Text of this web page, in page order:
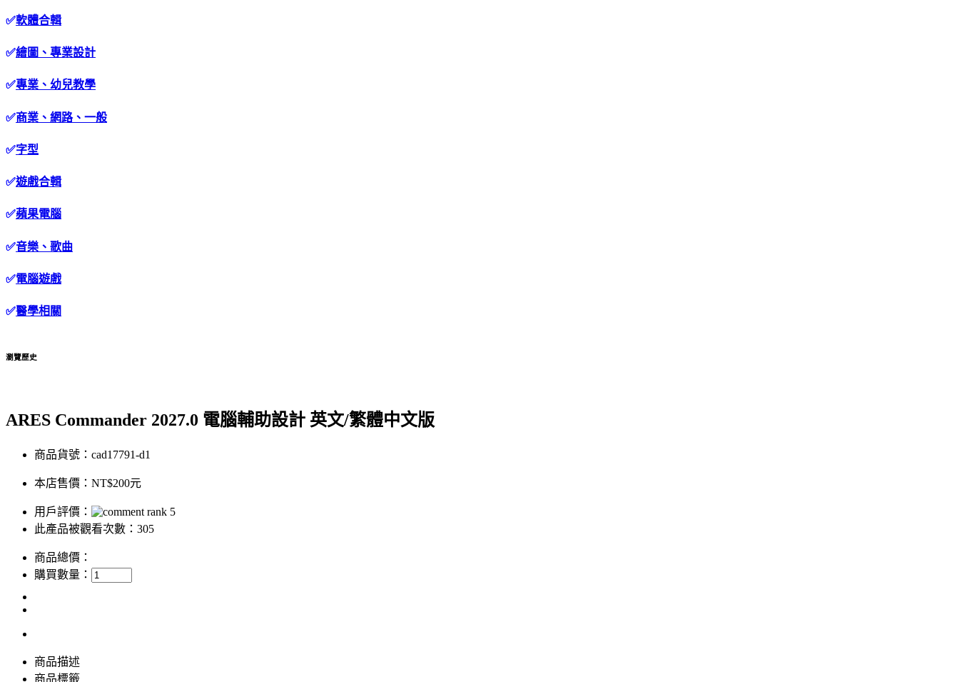
✅軟體合輯
✅繪圖、專業設計
✅專業、幼兒教學
✅商業、網路、一般
✅字型
✅遊戲合輯
✅蘋果電腦
✅音樂、歌曲
✅電腦遊戲
✅醫學相關
瀏覽歷史
ARES Commander 2027.0 電腦輔助設計 英文/繁體中文版
商品貨號：cad17791-d1
本店售價： NT$200元
用戶評價：
此產品被觀看次數：305
商品總價：
購買數量：
商品描述
商品標籤